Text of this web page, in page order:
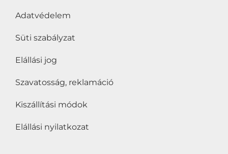
Adatvédelem
Süti szabályzat
Elállási jog
Szavatosság, reklamáció
Kiszállítási módok
Elállási nyilatkozat